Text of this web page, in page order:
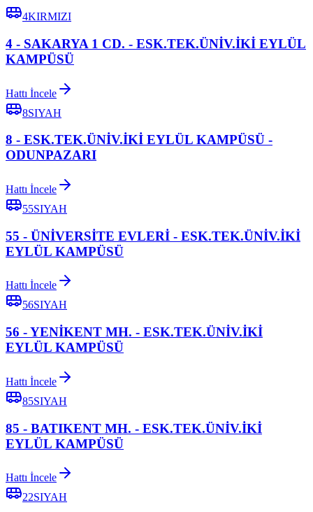
4KIRMIZI
4 - SAKARYA 1 CD. - ESK.TEK.ÜNİV.İKİ EYLÜL
KAMPÜSÜ
Hattı İncele
8SIYAH
8 - ESK.TEK.ÜNİV.İKİ EYLÜL KAMPÜSÜ -
ODUNPAZARI
Hattı İncele
55SIYAH
55 - ÜNİVERSİTE EVLERİ - ESK.TEK.ÜNİV.İKİ
EYLÜL KAMPÜSÜ
Hattı İncele
56SIYAH
56 - YENİKENT MH. - ESK.TEK.ÜNİV.İKİ
EYLÜL KAMPÜSÜ
Hattı İncele
85SIYAH
85 - BATIKENT MH. - ESK.TEK.ÜNİV.İKİ
EYLÜL KAMPÜSÜ
Hattı İncele
22SIYAH